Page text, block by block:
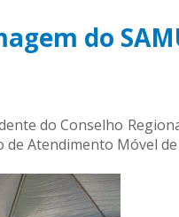
do
do Conselho
de Atendimento Móvel